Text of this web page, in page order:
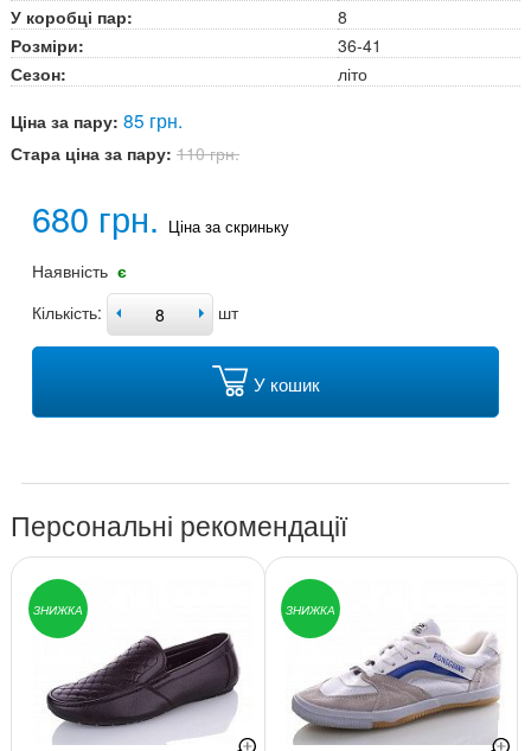
У коробці пар:
8
Розміри:
36-41
Сезон:
літо
Ціна за пару: 85 грн.
Стара ціна за пару: 110 грн.
680 грн. Ціна за скриньку
Наявність є
Кількість:
шт
У кошик
Персональні рекомендації
ЗНИЖКА ЗНИЖКА